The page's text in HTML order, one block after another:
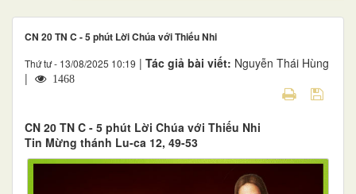
CN 20 TN C - 5 phút Lời Chúa với Thiếu Nhi
Thứ tư - 13/08/2025 10:19 | Tác giả bài viết: Nguyễn Thái Hùng
|
1468
CN 20 TN C - 5 phút Lời Chúa với Thiếu Nhi
Tin Mừng thánh Lu-ca 12, 49-53